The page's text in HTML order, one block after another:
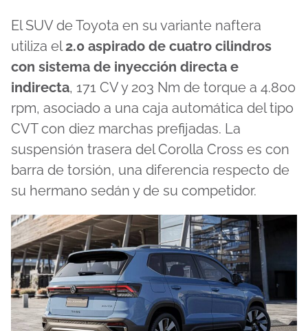
El SUV de Toyota en su variante naftera
utiliza el2.0 aspirado de cuatro cilindros
con sistema de inyección directa e
indirecta, 171 CV y 203 Nm de torque a 4.800
rpm, asociado a una caja automática del tipo
CVT con diez marchas prefijadas. La
suspensión trasera del Corolla Cross es con
barra de torsión, una diferencia respecto de
su hermano sedán y de su competidor.